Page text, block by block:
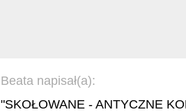
Beata napisał(a):
"SKOŁOWANE - ANTYCZNE